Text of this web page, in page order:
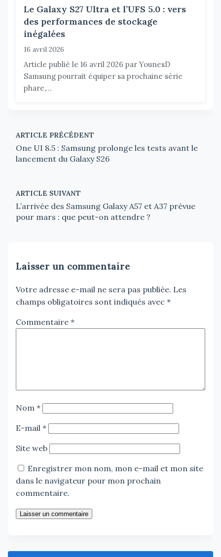
Le Galaxy S27 Ultra et l’UFS 5.0 : vers
des performances de stockage
inégalées
16 avril 2026
Article publié le 16 avril 2026 par YounesD
Samsung pourrait équiper sa prochaine série
phare,...
ARTICLE PRÉCÉDENT
One UI 8.5 : Samsung prolonge les tests avant le
lancement du Galaxy S26
ARTICLE SUIVANT
L’arrivée des Samsung Galaxy A57 et A37 prévue
pour mars : que peut-on attendre ?
Laisser un commentaire
Votre adresse e-mail ne sera pas publiée. Les
champs obligatoires sont indiqués avec *
Commentaire *
Nom *
E-mail *
Site web
Enregistrer mon nom, mon e-mail et mon site
dans le navigateur pour mon prochain
commentaire.
Laisser un commentaire